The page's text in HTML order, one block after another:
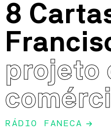
program
8
projeto
RÁDIO FANECA →